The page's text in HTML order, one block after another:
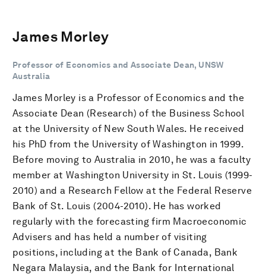
James Morley
Professor of Economics and Associate Dean, UNSW
Australia
James Morley is a Professor of Economics and the
Associate Dean (Research) of the Business School
at the University of New South Wales. He received
his PhD from the University of Washington in 1999.
Before moving to Australia in 2010, he was a faculty
member at Washington University in St. Louis (1999-
2010) and a Research Fellow at the Federal Reserve
Bank of St. Louis (2004-2010). He has worked
regularly with the forecasting firm Macroeconomic
Advisers and has held a number of visiting
positions, including at the Bank of Canada, Bank
Negara Malaysia, and the Bank for International